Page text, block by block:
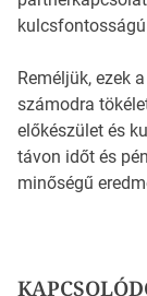
Reméljük, ezek
számodra
előkészület és
távon időt és
minőségű